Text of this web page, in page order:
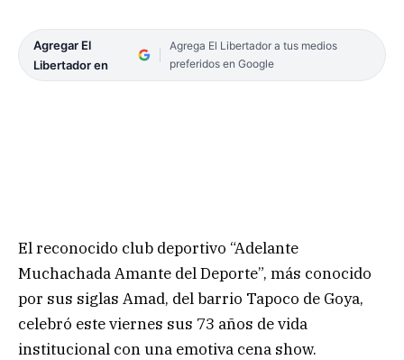
Agregar El
Libertador en
Agrega El Libertador a tus medios
preferidos en Google
El reconocido club deportivo “Adelante
Muchachada Amante del Deporte”, más conocido
por sus siglas Amad, del barrio Tapoco de Goya,
celebró este viernes sus 73 años de vida
institucional con una emotiva cena show.